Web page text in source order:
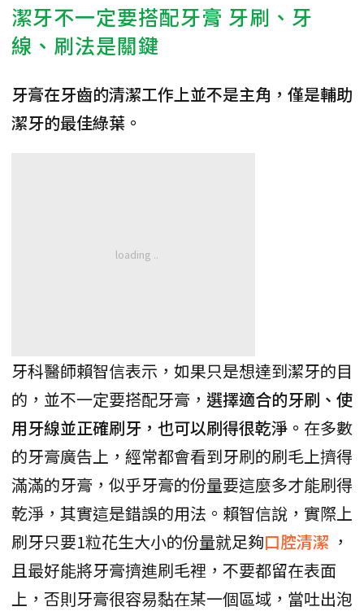
潔牙不一定要搭配牙膏 牙刷、牙
線、刷法是關鍵
牙膏在牙齒的清潔工作上並不是主角，僅是輔助
潔牙的最佳綠葉。
牙科醫師賴智信表示，如果只是想達到潔牙的目
的，並不一定要搭配牙膏， 選擇適合的牙刷、使
用牙線並正確刷牙，也可以刷得很乾淨。 在多數
的牙膏廣告上，經常都會看到牙刷的刷毛上擠得
滿滿的牙膏，似乎牙膏的份量要這麼多才能刷得
乾淨，其實這是錯誤的用法。賴智信說，實際上
刷牙只要1粒花生大小的份量就足夠口腔清潔 ，
且最好能將牙膏擠進刷毛裡，不要都留在表面
上，否則牙膏很容易黏在某一個區域，當吐出泡